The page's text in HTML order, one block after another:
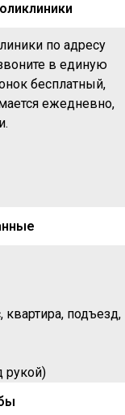
по адресу
в единую
бесплатный,
ежедневно,
подъезд,
рукой)